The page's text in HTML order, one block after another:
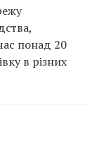
понад 20
в різних